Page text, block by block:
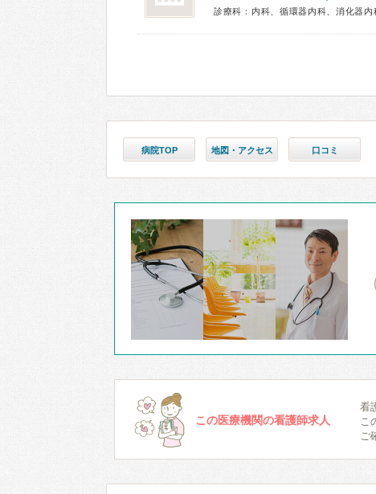
病院TOP 地図・アクセス 口コミ
この医療機関の看護師求人
看
こ
ご